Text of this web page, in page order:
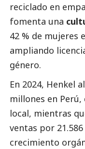
reciclado en
fomenta una
42 % de mujeres
ampliando
género.
En 2024, Henkel
millones en
local, mientras
ventas por
crecimiento